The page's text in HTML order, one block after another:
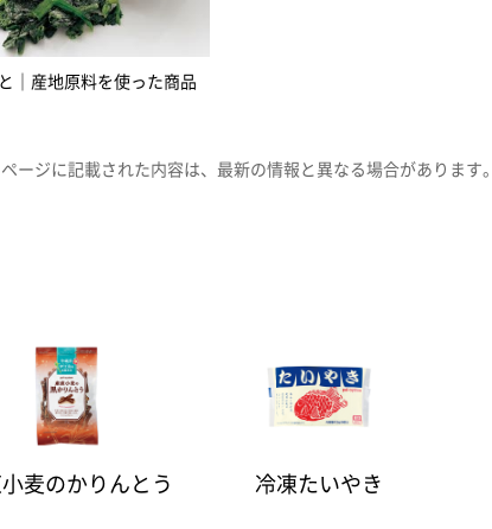
｜産地原料を使った商品
ページに記載された内容は、最新の情報と異なる場合があります。
麦のかりんとう 冷凍たいやき